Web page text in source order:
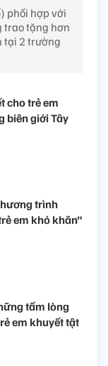
phối hợp với
trao tặng hơn
tại 2 trường
cho trẻ em
biên giới Tây
trình
em khó khăn”
tấm lòng
em khuyết tật